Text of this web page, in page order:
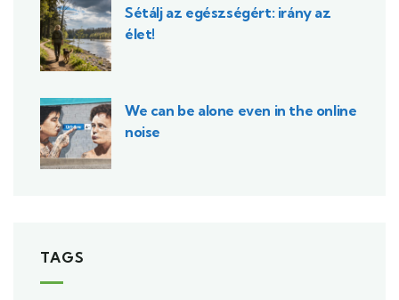
Sétálj az egészségért: irány az
élet!
We can be alone even in the online
noise
TAGS